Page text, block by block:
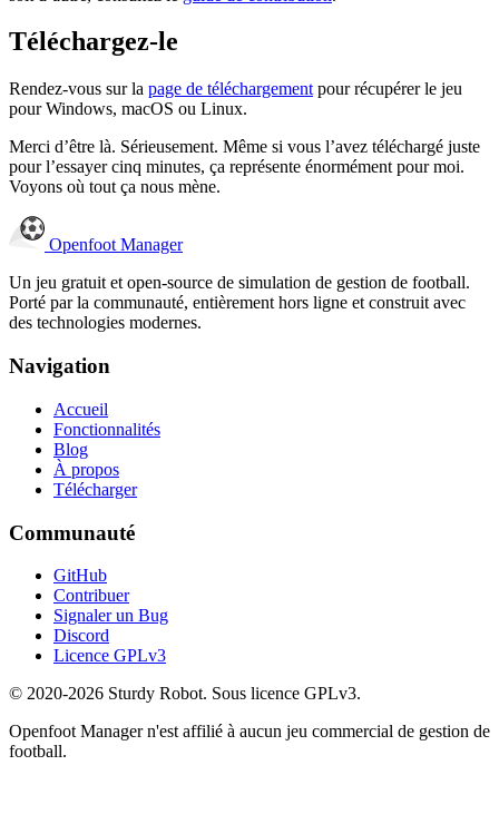
Téléchargez-le
Rendez-vous sur la page de téléchargement pour récupérer le jeu
pour Windows, macOS ou Linux.
Merci d’être là. Sérieusement. Même si vous l’avez téléchargé juste
pour l’essayer cinq minutes, ça représente énormément pour moi.
Voyons où tout ça nous mène.
Openfoot Manager
Un jeu gratuit et open-source de simulation de gestion de football.
Porté par la communauté, entièrement hors ligne et construit avec
des technologies modernes.
Navigation
Accueil
Fonctionnalités
Blog
À propos
Télécharger
Communauté
GitHub
Contribuer
Signaler un Bug
Discord
Licence GPLv3
© 2020-2026 Sturdy Robot. Sous licence GPLv3.
Openfoot Manager n'est affilié à aucun jeu commercial de gestion de
football.